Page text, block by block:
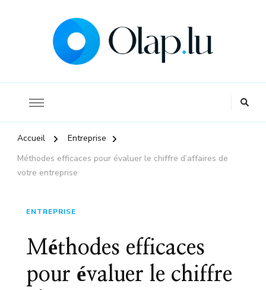
Accueil
Entreprise
Méthodes efficaces pour évaluer le chiffre d’affaires de
votre entreprise
ENTREPRISE
Méthodes efficaces
pour évaluer le chiffre